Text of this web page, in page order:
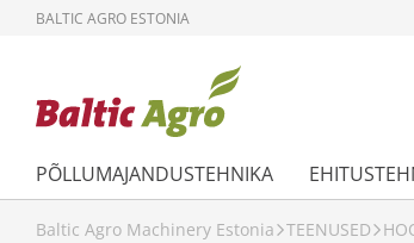
BALTIC AGRO ESTONIA
PÕLLUMAJANDUSTEHNIKA
Baltic Agro Machinery Estonia TEENUSED